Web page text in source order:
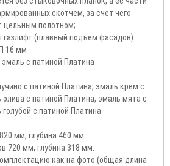
скотчем, за счет чего
цельным полотном;
(плавный подъём фасадов).
16 мм
с патиной Платина
с патиной Платина, эмаль крем с
с патиной Платина, эмаль мята с
с патиной Платина.
мм, глубина 460 мм
720 мм, глубина 318 мм.
как на фото (общая длина